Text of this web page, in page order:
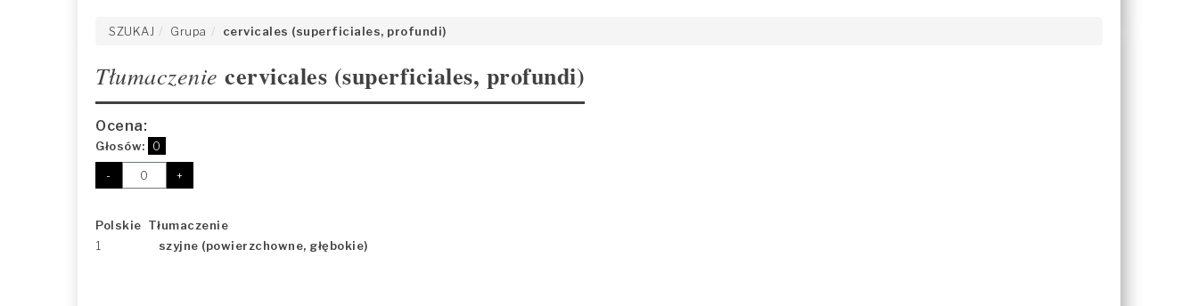
SZUKAJ Grupa cervicales (superficiales, profundi)
Tłumaczenie cervicales (superficiales, profundi)
Ocena:
Głosów: 0
- +
Polskie Tłumaczenie
1
szyjne (powierzchowne, głębokie)